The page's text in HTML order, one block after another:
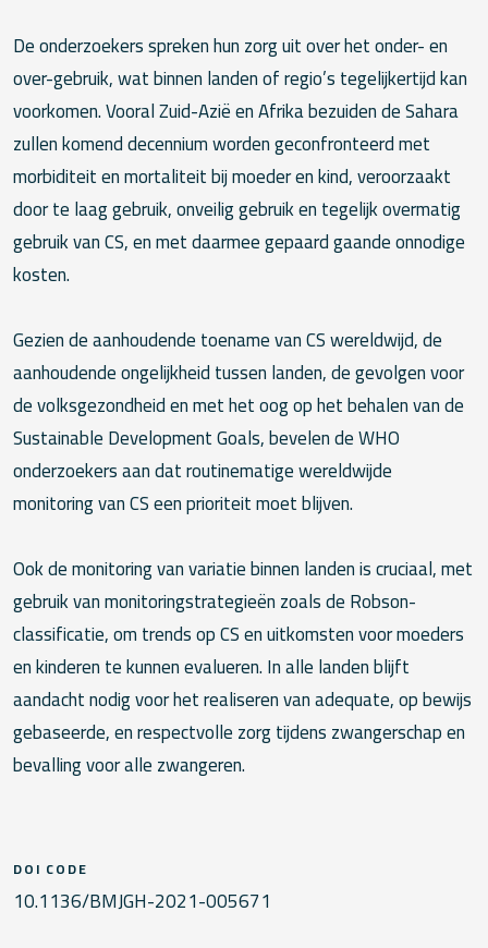
De onderzoekers spreken hun zorg uit over het onder- en
over-gebruik, wat binnen landen of regio’s tegelijkertijd kan
voorkomen. Vooral Zuid-Azië en Afrika bezuiden de Sahara
zullen komend decennium worden geconfronteerd met
morbiditeit en mortaliteit bij moeder en kind, veroorzaakt
door te laag gebruik, onveilig gebruik en tegelijk overmatig
gebruik van CS, en met daarmee gepaard gaande onnodige
kosten.
Gezien de aanhoudende toename van CS wereldwijd, de
aanhoudende ongelijkheid tussen landen, de gevolgen voor
de volksgezondheid en met het oog op het behalen van de
Sustainable Development Goals, bevelen de WHO
onderzoekers aan dat routinematige wereldwijde
monitoring van CS een prioriteit moet blijven.
Ook de monitoring van variatie binnen landen is cruciaal, met
gebruik van monitoringstrategieën zoals de Robson-
classificatie, om trends op CS en uitkomsten voor moeders
en kinderen te kunnen evalueren. In alle landen blijft
aandacht nodig voor het realiseren van adequate, op bewijs
gebaseerde, en respectvolle zorg tijdens zwangerschap en
bevalling voor alle zwangeren.
DOI CODE
10.1136/BMJGH-2021-005671